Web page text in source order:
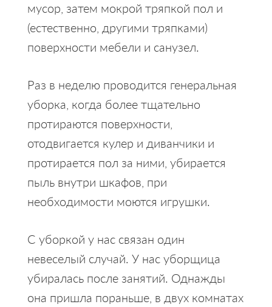
мусор, затем мокрой тряпкой пол и
(естественно, другими тряпками)
поверхности мебели и санузел.
Раз в неделю проводится генеральная
уборка, когда более тщательно
протираются поверхности,
отодвигается кулер и диванчики и
протирается пол за ними, убирается
пыль внутри шкафов, при
необходимости моются игрушки.
С уборкой у нас связан один
невеселый случай. У нас уборщица
убиралась после занятий. Однажды
она пришла пораньше, в двух комнатах